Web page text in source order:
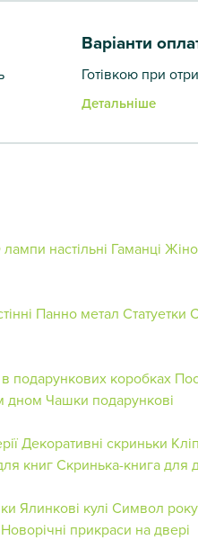
Варіанти
Готівкою при
Детальніше
лампи настільні Гаманці
Панно метал Статуетки
подарункових коробках
дном Чашки подарункові
Декоративні скриньки
книгСкринька-книга для
Ялинкові кулі Символ року
Новорічні прикраси на двері